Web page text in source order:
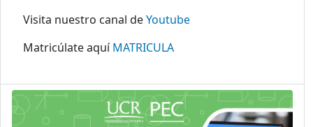
Visita nuestro canal deYoutube
Matricúlate aquíMATRICULA